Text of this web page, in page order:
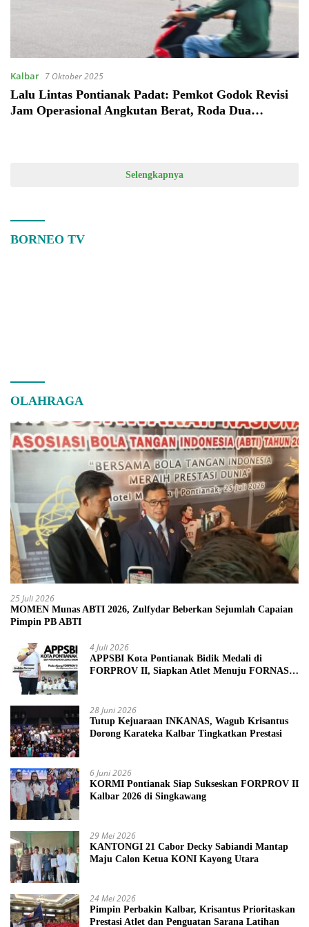
Kalbar 7 Oktober 2025
Lalu Lintas Pontianak Padat: Pemkot Godok Revisi
Jam Operasional Angkutan Berat, Roda Dua
Selengkapnya
BORNEO TV
OLAHRAGA
25 Juli 2026
MOMEN Munas ABTI 2026, Zulfydar Beberkan Sejumlah Capaian
Pimpin PB ABTI
4 Juli 2026
APPSBI Kota Pontianak Bidik Medali di
FORPROV II, Siapkan Atlet Menuju FORNAS
28 Juni 2026
Tutup Kejuaraan INKANAS, Wagub Krisantus
Dorong Karateka Kalbar Tingkatkan Prestasi
6 Juni 2026
KORMI Pontianak Siap Sukseskan FORPROV II
Kalbar 2026 di Singkawang
29 Mei 2026
KANTONGI 21 Cabor Decky Sabiandi Mantap
Maju Calon Ketua KONI Kayong Utara
24 Mei 2026
Pimpin Perbakin Kalbar, Krisantus Prioritaskan
Prestasi Atlet dan Penguatan Sarana Latihan